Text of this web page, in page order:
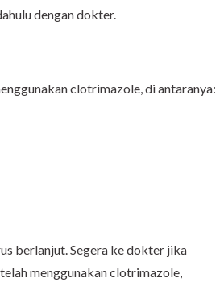
dengan dokter.
clotrimazole, di antaranya:
berlanjut. Segera ke dokter jika
menggunakan clotrimazole,